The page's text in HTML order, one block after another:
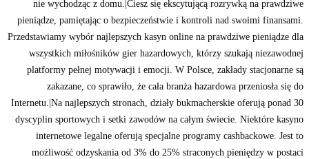
nie wychodząc z domu.|Ciesz się ekscytującą rozrywką na prawdziwe
pieniądze, pamiętając o bezpieczeństwie i kontroli nad swoimi finansami.
Przedstawiamy wybór najlepszych kasyn online na prawdziwe pieniądze dla
wszystkich miłośników gier hazardowych, którzy szukają niezawodnej
platformy pełnej motywacji i emocji. W Polsce, zakłady stacjonarne są
zakazane, co sprawiło, że cała branża hazardowa przeniosła się do
Internetu.|Na najlepszych stronach, działy bukmacherskie oferują ponad 30
dyscyplin sportowych i setki zawodów na całym świecie. Niektóre kasyno
internetowe legalne oferują specjalne programy cashbackowe. Jest to
możliwość odzyskania od 3% do 25% straconych pieniędzy w postaci